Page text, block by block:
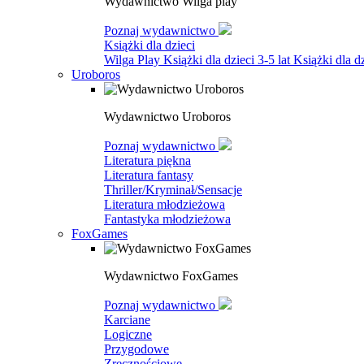
Poznaj wydawnictwo
Książki dla dzieci
Wilga Play Książki dla dzieci 3-5 lat Książki dla
Uroboros
Wydawnictwo Uroboros
Poznaj wydawnictwo
Literatura piękna
Literatura fantasy
Thriller/Kryminał/Sensacje
Literatura młodzieżowa
Fantastyka młodzieżowa
FoxGames
Wydawnictwo FoxGames
Poznaj wydawnictwo
Karciane
Logiczne
Przygodowe